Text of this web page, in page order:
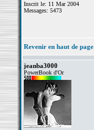
Inscrit le: 11 Mar 2004
Messages: 5473
Revenir en haut de page
jeanba3000
PowerBook d'Or